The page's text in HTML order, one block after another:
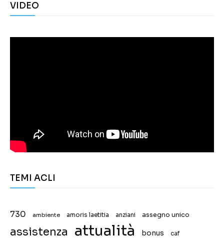
VIDEO
TEMI ACLI
730 ambiente amoris laetitia anziani assegno unico
assistenza attualità bonus caf